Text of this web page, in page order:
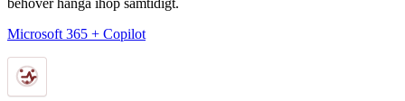
Microsoft 365 + Copilot